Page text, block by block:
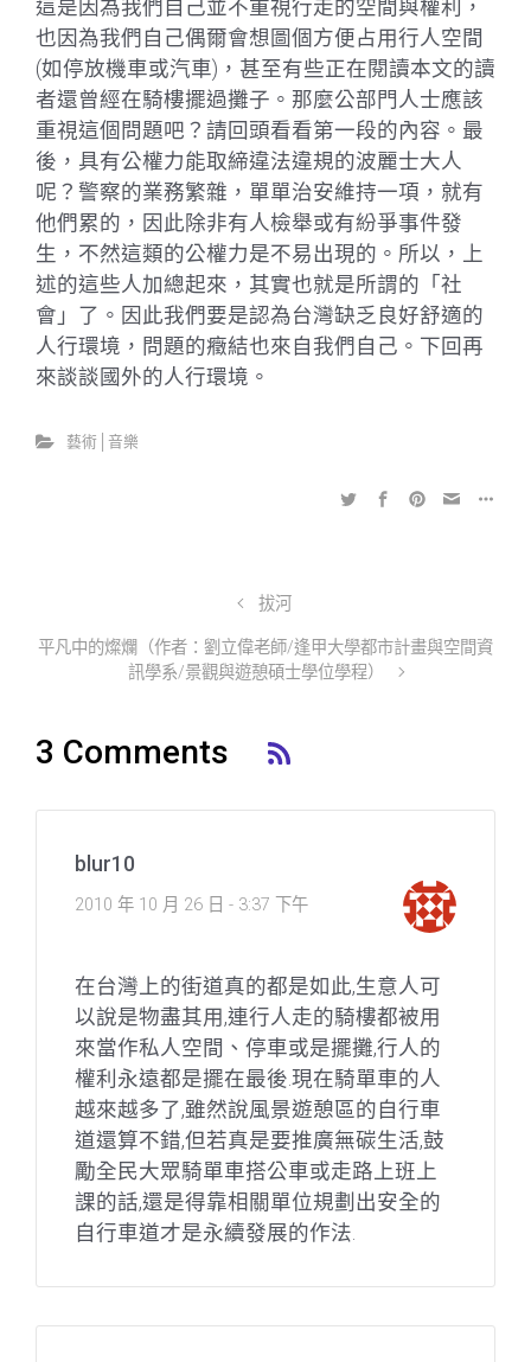
這是因為我們自己並不重視行走的空間與權利，
也因為我們自己偶爾會想圖個方便占用行人空間
(如停放機車或汽車)，甚至有些正在閱讀本文的讀
者還曾經在騎樓擺過攤子。那麼公部門人士應該
重視這個問題吧？請回頭看看第一段的內容。最
後，具有公權力能取締違法違規的波麗士大人
呢？警察的業務繁雜，單單治安維持一項，就有
他們累的，因此除非有人檢舉或有紛爭事件發
生，不然這類的公權力是不易出現的。所以，上
述的這些人加總起來，其實也就是所謂的「社
會」了。因此我們要是認為台灣缺乏良好舒適的
人行環境，問題的癥結也來自我們自己。下回再
來談談國外的人行環境。
藝術│音樂
拔河
平凡中的燦爛（作者：劉立偉老師/逢甲大學都市計畫與空間資
訊學系/景觀與遊憩碩士學位學程）
3 Comments
blur10
2010 年 10 月 26 日 - 3:37 下午
在台灣上的街道真的都是如此,生意人可
以說是物盡其用,連行人走的騎樓都被用
來當作私人空間、停車或是擺攤,行人的
權利永遠都是擺在最後.現在騎單車的人
越來越多了,雖然說風景遊憩區的自行車
道還算不錯,但若真是要推廣無碳生活,鼓
勵全民大眾騎單車搭公車或走路上班上
課的話,還是得靠相關單位規劃出安全的
自行車道才是永續發展的作法.